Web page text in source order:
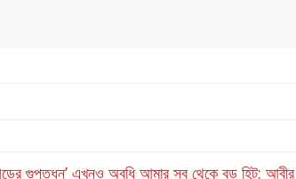
গুপ্তধন’ এখনও অবধি আমার সব থেকে বড় হিট: আবীর